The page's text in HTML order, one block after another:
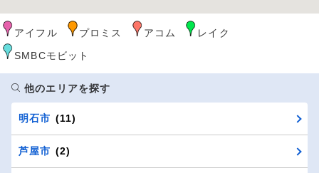
アイフル プロミス アコム
レイク
SMBCモビット
他のエリアを探す
明石市 (11)
芦屋市 (2)